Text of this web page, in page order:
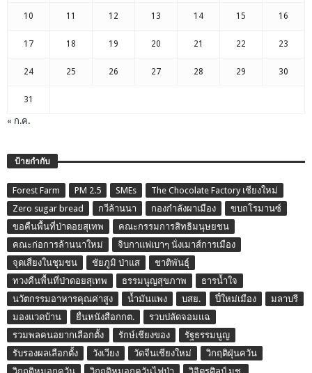
10 11 12 13 14 15 16
17 18 19 20 21 22 23
24 25 26 27 28 29 30
31
« ก.ค.
ป้ายกำกับ
Forest Farm PM 2.5 SMEs
The Chocolate Factory เชียงใหม่
Zero sugar bread
กวีล้านนา กองกำลังผาเมือง
ขบถโรมานซ์
ขอคืนพื้นที่ป่าดอยสุเทพ
คณะกรรมการสิทธิมนุษยชน
คณะก่อการล้านนาใหม่
จิบกาแฟเบาๆ นั่งเมาส์การเมือง
จุดเสี่ยงในชุมชน
ชัยภูมิ ป่าแส
ชาติพันธุ์
ทวงคืนพื้นที่ป่าดอยสุเทพ
ธรรมนูญสุขภาพ
ธารน้ำใจ
นวัตกรรมอาหารคุณค่าสูง
น้ำมันแพง บสย. ปี๋ใหม่เมือง
มลาบรี
มองแวดบ้าน
ยื่นหนังสือกกต.
รวบปลัดจอมแฉ
รวมพลคนอยากเลือกตั้ง
รักษ์เชียงของ
รัฐธรรมนูญ
รับรองผลเลือกตั้ง
วังเวียง วัดจีนเชียงใหม่
วิกฤติฝุ่นควัน